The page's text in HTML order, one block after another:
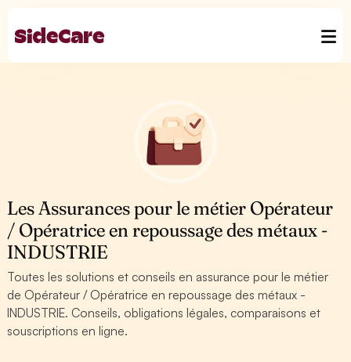
Les Assurances pour le métier Opérateur
/ Opératrice en repoussage des métaux -
INDUSTRIE
Toutes les solutions et conseils en assurance pour le métier
de Opérateur / Opératrice en repoussage des métaux -
INDUSTRIE. Conseils, obligations légales, comparaisons et
souscriptions en ligne.